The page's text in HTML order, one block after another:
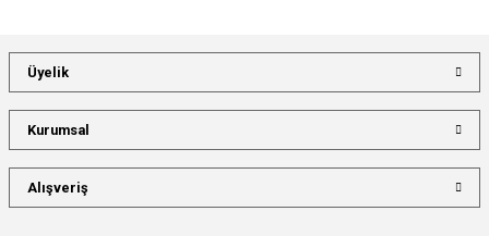
Üyelik
Kurumsal
Alışveriş